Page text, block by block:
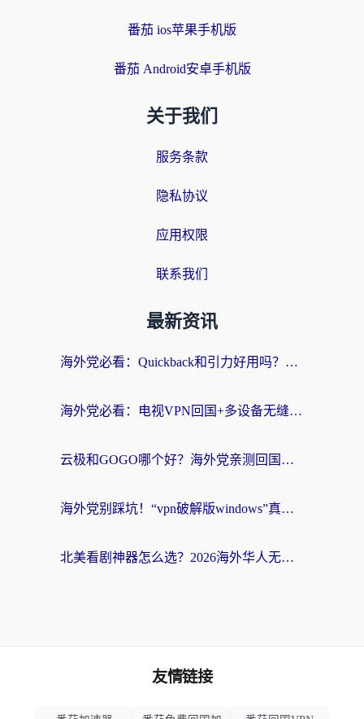
番茄 ios苹果手机版
番茄 Android安卓手机版
关于我们
服务条款
隐私协议
应用权限
联系我们
最新资讯
海外党必看：Quickback和引力好用吗？3分钟搞懂回国加速器怎么选
海外党必看：电视VPN回国+多设备无缝访问国内资源的实用指南
云极和GOGO哪个好？海外党亲测回国加速器选择指南（附iOS免费&Windows VPN实用技巧）
海外党别踩坑！“vpn破解版windows”真的能用？教你选对回国加速器无缝刷国内资源
北美看剧神器怎么选？2026海外华人无缝访问国内资源全攻略
友情链接